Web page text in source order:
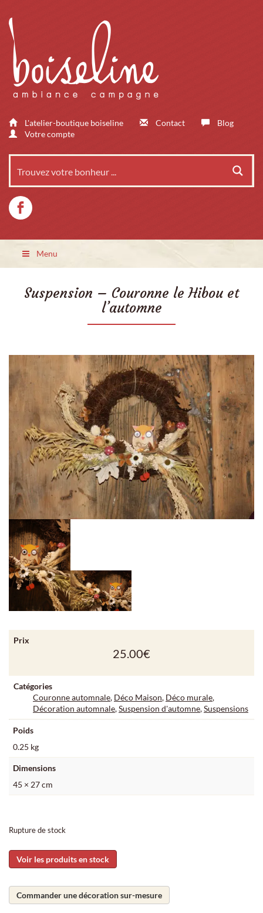
L'atelier-boutique boiseline Contact
Blog
Votre compte
Menu
Suspension – Couronne le Hibou et
l’automne
Prix
25.00€
Catégories
Couronne automnale, Déco Maison, Déco murale,
Décoration automnale,Suspension d'automne,Suspensions
Poids
0.25 kg
Dimensions
45 × 27 cm
Rupture de stock
Voir les produits en stock
Commander une décoration sur-mesure